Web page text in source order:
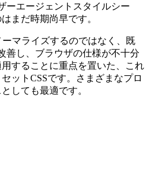
ーエージェントスタイルシー
まだ時期尚早です。
マライズするのではなく、既
善し、 ブラウザの仕様が不十分
することに重点を置いた、これ
ットCSSです。さまざまなプロ
しても最適です。